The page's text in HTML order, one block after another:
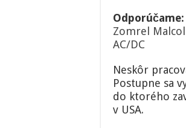
Odporúčame:
Zomrel
AC/DC
Neskôr
Postupne sa
do ktorého
v USA.